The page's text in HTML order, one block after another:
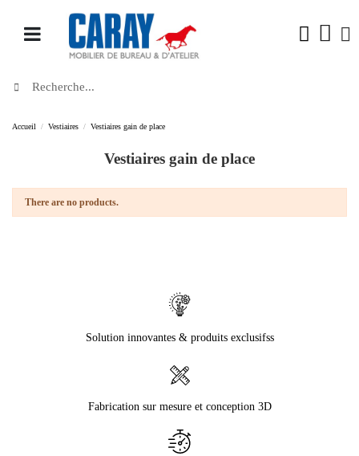
Accueil Vestiaires Vestiaires gain de place
Vestiaires gain de place
There are no products.
Solution innovantes & produits exclusifss
Fabrication sur mesure et conception 3D